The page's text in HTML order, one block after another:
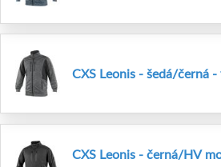
CXS Leonis - šedá/černá -
CXS Leonis - černá/HV